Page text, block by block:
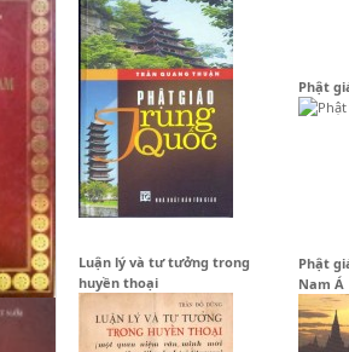
Phật
Luận lý và tư tưởng trong
huyền thoại
Phật
Nam Á